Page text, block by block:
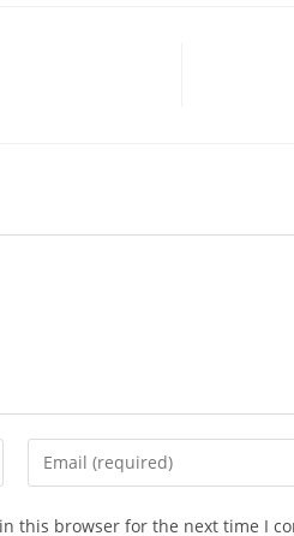
Enter
your
this browser for the next time I